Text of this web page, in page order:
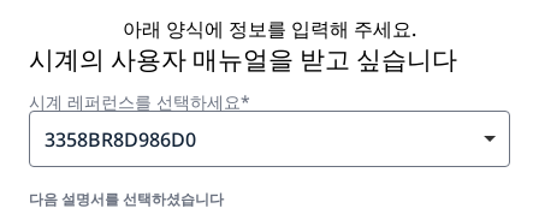
아래 양식에 정보를 입력해 주세요.
시계의 사용자 매뉴얼을 받고 싶습니다
시계 레퍼런스를 선택하세요*
3358BR8D986D0
다음 설명서를 선택하셨습니다